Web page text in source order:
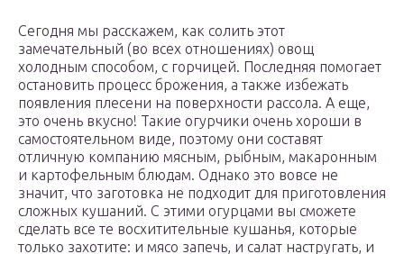
Сегодня мы расскажем, как солить этот
замечательный (во всех отношениях) овощ
холодным способом, с горчицей. Последняя помогает
остановить процесс брожения, а также избежать
появления плесени на поверхности рассола. А еще,
это очень вкусно! Такие огурчики очень хороши в
самостоятельном виде, поэтому они составят
отличную компанию мясным, рыбным, макаронным
и картофельным блюдам. Однако это вовсе не
значит, что заготовка не подходит для приготовления
сложных кушаний. С этими огурцами вы сможете
сделать все те восхитительные кушанья, которые
только захотите: и мясо запечь, и салат настругать, и